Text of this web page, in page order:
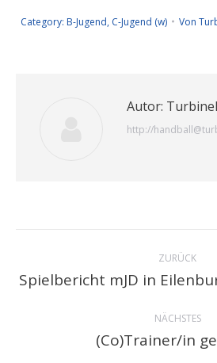
Category: B-Jugend, C-Jugend (w) Von
Autor:
http://
ZURÜCK
Spielbericht mJD in
NÄCHSTES
(Co)Trainer/in